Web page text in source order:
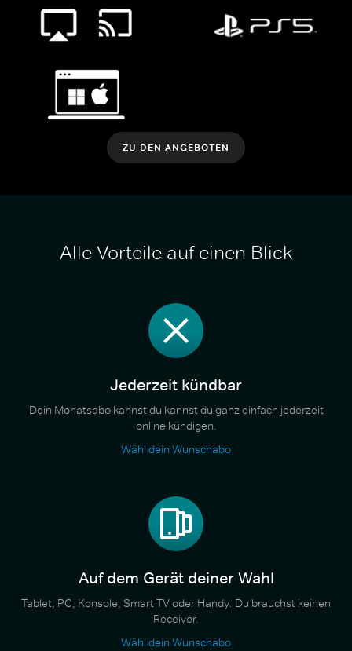
ZU DEN ANGEBOTEN
Alle Vorteile auf einen Blick
Jederzeit kündbar
Dein Monatsabo kannst du kannst du ganz einfach jederzeit
online kündigen.
Wähl dein Wunschabo
Auf dem Gerät deiner Wahl
Tablet, PC, Konsole, Smart TV oder Handy. Du brauchst keinen
Receiver.
Wähl dein Wunschabo